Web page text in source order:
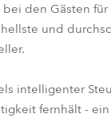
den Gästen
und
intelligenter
fernhält -